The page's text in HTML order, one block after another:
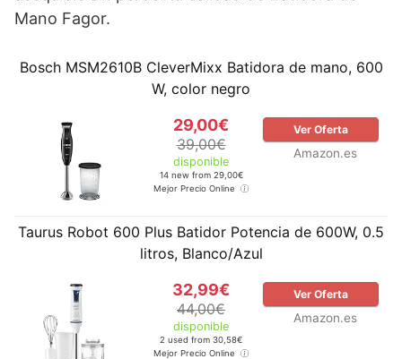
Mano Fagor.
Bosch MSM2610B CleverMixx Batidora de mano, 600
W, color negro
29,00€
39,00€
disponible
14 new from 29,00€
Mejor Precio Online
Ver Oferta
Amazon.es
Taurus Robot 600 Plus Batidor Potencia de 600W, 0.5
litros, Blanco/Azul
32,99€
44,00€
disponible
2 used from 30,58€
Mejor Precio Online
Ver Oferta
Amazon.es